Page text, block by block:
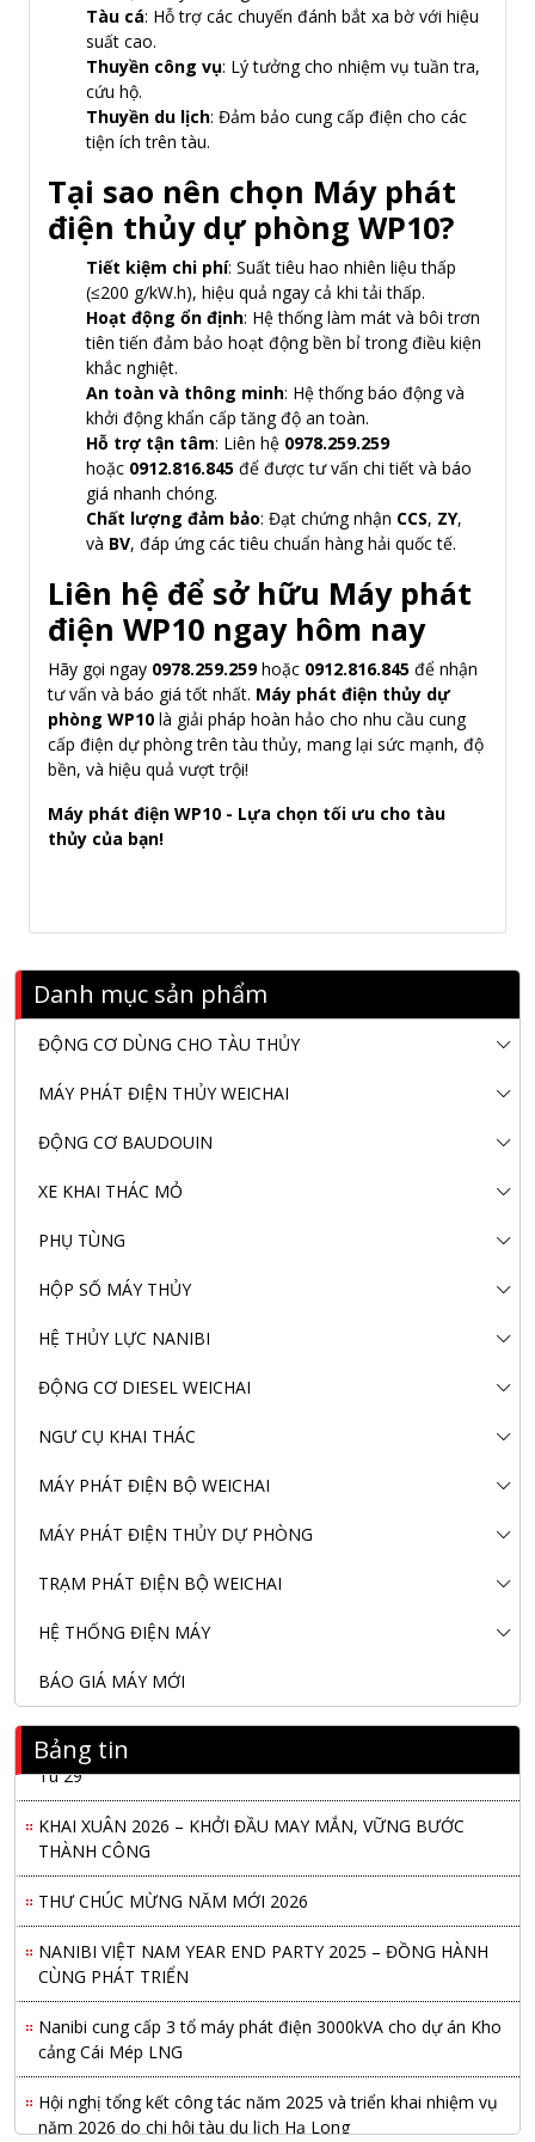
Danh mục sản phẩm
ĐỘNG CƠ DÙNG CHO TÀU THỦY
MÁY PHÁT ĐIỆN THỦY WEICHAI
ĐỘNG CƠ BAUDOUIN
XE KHAI THÁC MỎ
PHỤ TÙNG
HỘP SỐ MÁY THỦY
HỆ THỦY LỰC NANIBI
ĐỘNG CƠ DIESEL WEICHAI
NGƯ CỤ KHAI THÁC
MÁY PHÁT ĐIỆN BỘ WEICHAI
MÁY PHÁT ĐIỆN THỦY DỰ PHÒNG
TRẠM PHÁT ĐIỆN BỘ WEICHAI
HỆ THỐNG ĐIỆN MÁY
BÁO GIÁ MÁY MỚI
Bảng tin
Nanibi Cung Cấp Động Cơ Weichai Cho Tàu Vận Tải Minh
Tú 29
KHAI XUÂN 2026 – KHỞI ĐẦU MAY MẮN, VỮNG BƯỚC
THÀNH CÔNG
THƯ CHÚC MỪNG NĂM MỚI 2026
NANIBI VIỆT NAM YEAR END PARTY 2025 – ĐỒNG HÀNH
CÙNG PHÁT TRIỂN
Nanibi cung cấp 3 tổ máy phát điện 3000kVA cho dự án Kho
cảng Cái Mép LNG
Hội nghị tổng kết công tác năm 2025 và triển khai nhiệm vụ
năm 2026 do chi hội tàu du lịch Hạ Long
Tàu cá: Hỗ trợ các chuyến đánh bắt xa bờ với hiệu
suất cao.
Thuyền công vụ: Lý tưởng cho nhiệm vụ tuần tra,
cứu hộ.
Thuyền du lịch: Đảm bảo cung cấp điện cho các
tiện ích trên tàu.
Tại sao nên chọn Máy phát
điện thủy dự phòng WP10?
Tiết kiệm chi phí: Suất tiêu hao nhiên liệu thấp
(≤200 g/kW.h), hiệu quả ngay cả khi tải thấp.
Hoạt động ổn định: Hệ thống làm mát và bôi trơn
tiên tiến đảm bảo hoạt động bền bỉ trong điều kiện
khắc nghiệt.
An toàn và thông minh: Hệ thống báo động và
khởi động khẩn cấp tăng độ an toàn.
Hỗ trợ tận tâm: Liên hệ 0978.259.259
hoặc 0912.816.845 để được tư vấn chi tiết và báo
giá nhanh chóng.
Chất lượng đảm bảo: Đạt chứng nhận CCS, ZY,
và BV, đáp ứng các tiêu chuẩn hàng hải quốc tế.
Liên hệ để sở hữu Máy phát
điện WP10 ngay hôm nay
Hãy gọi ngay 0978.259.259hoặc 0912.816.845 để nhận
tư vấn và báo giá tốt nhất. Máy phát điện thủy dự
phòng WP10 là giải pháp hoàn hảo cho nhu cầu cung
cấp điện dự phòng trên tàu thủy, mang lại sức mạnh, độ
bền, và hiệu quả vượt trội!
Máy phát điện WP10 - Lựa chọn tối ưu cho tàu
thủy của bạn!